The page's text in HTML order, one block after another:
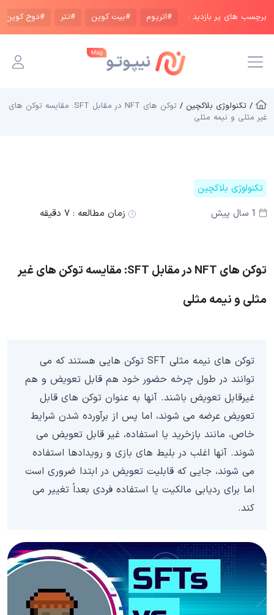
برچسب های پر بازدید : #اتریوم #بیت کوین #تتر #دوج کوین
/ تکنولوژی بلاکچین /
توکن های NFT در مقابل SFT: مقایسه توکن های
غیر مثلی و نیمه مثلی
تکنولوژی بلاکچین
1 سال پیش
زمان مطالعه : ۷ دقیقه
توکن های NFT در مقابل SFT: مقایسه توکن های غیر
مثلی و نیمه مثلی
توکن های نیمه مثلی SFT توکن هایی هستند که می
توانند در طول چرخه حضور خود هم قابل تعویض و هم
غیرقابل تعویض باشند. آنها به عنوان توکن های قابل
تعویض عرضه می شوند، اما پس از برآورده شدن شرایط
خاص، مانند بازخرید یا استفاده، غیر قابل تعویض می
شوند. آنها اغلب در بلیط های بازی و رویدادها استفاده
می شوند، جایی که قابلیت تعویض در ابتدا ضروری است
اما برای ردیابی مالکیت یا استفاده فردی بعداً تغییر می
کند.